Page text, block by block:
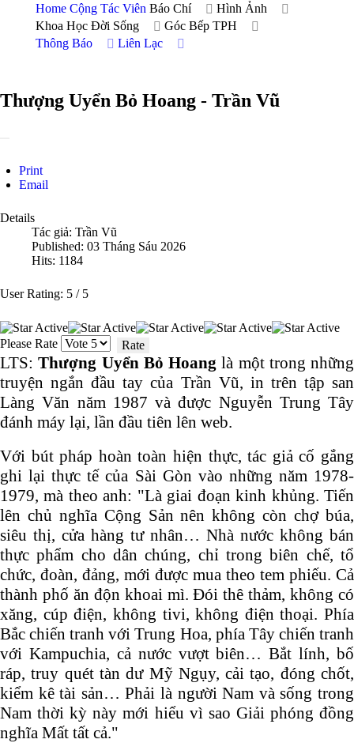
Home Cộng Tác Viên Báo Chí
Hình Ảnh
Khoa Học Đời Sống
Góc Bếp TPH
Thông Báo
Liên Lạc
Thượng Uyển Bỏ Hoang - Trần Vũ
Print
Email
Details
Tác giả: Trần Vũ
Published: 03 Tháng Sáu 2026
Hits: 1184
User Rating: 5 / 5
Please Rate
LTS:Thượng Uyển Bỏ Hoang là một trong những
truyện ngắn đầu tay của Trần Vũ, in trên tập san
Làng Văn năm 1987 và được Nguyễn Trung Tây
đánh máy lại, lần đầu tiên lên web.
Với bút pháp hoàn toàn hiện thực, tác giả cố gắng
ghi lại thực tế của Sài Gòn vào những năm 1978-
1979, mà theo anh: "Là giai đoạn kinh khủng. Tiến
lên chủ nghĩa Cộng Sản nên không còn chợ búa,
siêu thị, cửa hàng tư nhân… Nhà nước không bán
thực phẩm cho dân chúng, chỉ trong biên chế, tổ
chức, đoàn, đảng, mới được mua theo tem phiếu. Cả
thành phố ăn độn khoai mì. Đói thê thảm, không có
xăng, cúp điện, không tivi, không điện thoại. Phía
Bắc chiến tranh với Trung Hoa, phía Tây chiến tranh
với Kampuchia, cả nước vượt biên… Bắt lính, bố
ráp, truy quét tàn dư Mỹ Ngụy, cải tạo, đóng chốt,
kiểm kê tài sản… Phải là người Nam và sống trong
Nam thời kỳ này mới hiểu vì sao Giải phóng đồng
nghĩa Mất tất cả."